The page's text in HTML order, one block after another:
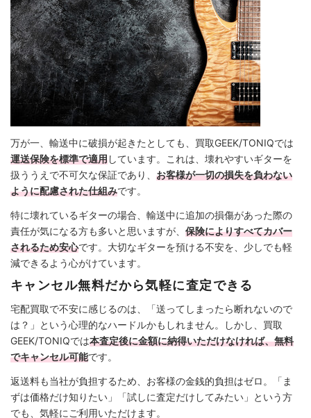
万が一、輸送中に破損が起きたとしても、買取GEEK/TONIQでは
運送保険を標準で適用しています。これは、壊れやすいギターを
扱ううえで不可欠な保証であり、 お客様が一切の損失を負わない
ように配慮された仕組みです。
特に壊れているギターの場合、輸送中に追加の損傷があった際の
責任が気になる方も多いと思いますが、 保険によりすべてカバー
されるため安心です。大切なギターを預ける不安を、少しでも軽
減できるよう心がけています。
キャンセル無料だから気軽に査定できる
宅配買取で不安に感じるのは、「送ってしまったら断れないので
は？」という心理的なハードルかもしれません。しかし、買取
GEEK/TONIQでは本査定後に金額に納得いただけなければ、無料
でキャンセル可能です。
返送料も当社が負担するため、お客様の金銭的負担はゼロ。「ま
ずは価格だけ知りたい」「試しに査定だけしてみたい」という方
でも、気軽にご利用いただけます。